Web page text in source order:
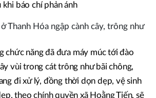
khi báo chí phản ánh
Thanh Hóa ngập cành cây, trông như
chức năng đã đưa máy múc tới đào
vùi trong cát trông như bãi chông,
đi xử lý, đồng thời dọn dẹp, vệ sinh
theo chính quyền xã Hoằng Tiến, sẽ